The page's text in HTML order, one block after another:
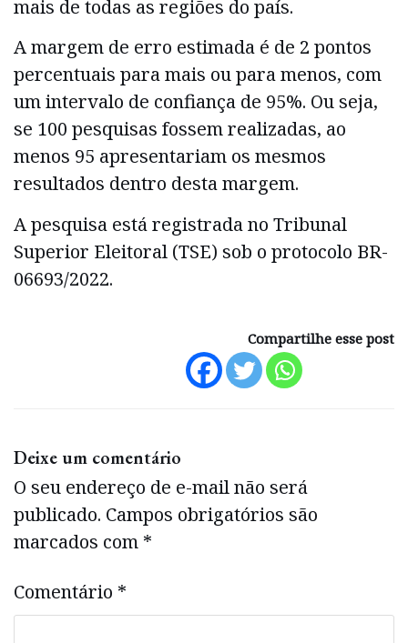
mais de todas as regiões do país.
A margem de erro estimada é de 2 pontos
percentuais para mais ou para menos, com
um intervalo de confiança de 95%. Ou seja,
se 100 pesquisas fossem realizadas, ao
menos 95 apresentariam os mesmos
resultados dentro desta margem.
A pesquisa está registrada no Tribunal
Superior Eleitoral (TSE) sob o protocolo BR-
06693/2022.
Compartilhe esse post
Deixe um comentário
O seu endereço de e-mail não será
publicado. Campos obrigatórios são
marcados com *
Comentário *